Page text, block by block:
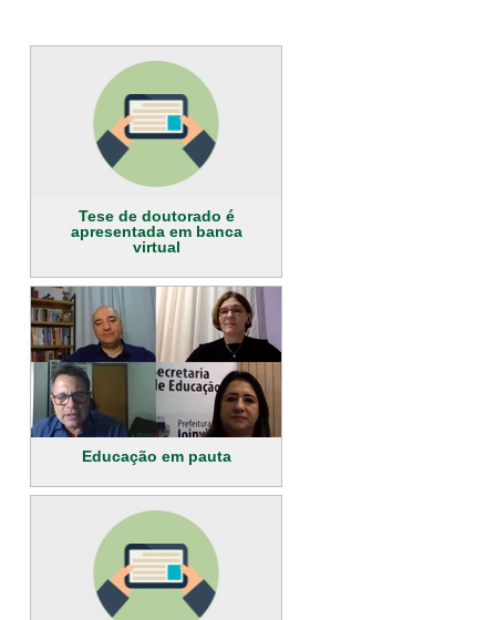
Tese de doutorado é
apresentada em banca
virtual
Educação em pauta